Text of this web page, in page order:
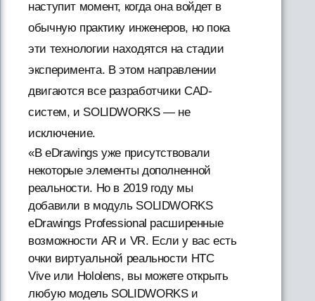
наступит момент, когда она войдет в
обычную практику инженеров, но пока
эти технологии находятся на стадии
эксперимента. В этом направлении
двигаются все разработчики CAD-
систем, и SOLIDWORKS — не
исключение.
«В eDrawings уже присутствовали
некоторые элементы дополненной
реальности. Но в 2019 году мы
добавили в модуль SOLIDWORKS
eDrawings Professional расширенные
возможности AR и VR. Если у вас есть
очки виртуальной реальности HTC
Vive или Hololens, вы можете открыть
любую модель SOLIDWORKS и